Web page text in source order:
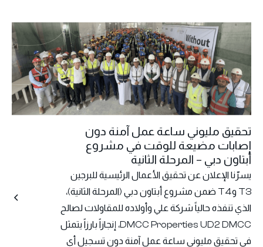
تحقيق مليوني ساعة عمل آمنة دون
إصابات مضيعة للوقت في مشروع
أبتاون دبي – المرحلة الثانية
يسرّنا الإعلان عن تحقيق الأعمال الرئيسية للبرجين
T3 وT4 ضمن مشروع أبتاون دبي (المرحلة الثانية)،
الذي تنفذه حالياً شركة علي وأولاده للمقاولات لصالح
DMCC Properties UD2 DMCC، إنجازاً بارزاً يتمثل
في تحقيق مليوني ساعة عمل آمنة دون تسجيل أي